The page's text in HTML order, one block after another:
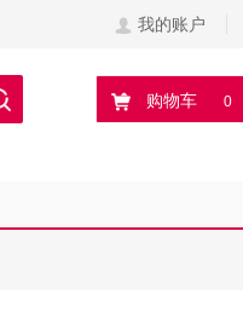
我的账户
购物车 0